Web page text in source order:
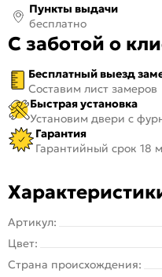
Пункты выдачи
бесплатно
С заботой о
Бесплатный выезд
Составим лист замеров
Быстрая установка
Установим двери с
Гарантия
Гарантийный срок 18
Артикул:
Цвет:
Страна происхождения: